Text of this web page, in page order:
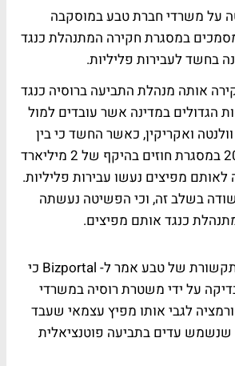
על משרדי חברת טבע במוסקבה
במסגרת חקירה המתנהלת כנגד
בחשד לעבירות פליליות.
אותה מנהלת התביעה ברוסיה כנגד
הגדולים במדינה אשר עובדים למול
ואקריקין, כאשר החשד כי בין
השנים 2006 ל-2008 במסגרת חוזים בהיקף של 2 מיליארד
מפיצים נעשו עבירות פליליות.
בשלב זה, וכי הפשיטה נעשתה
כנגד אותם מפיצים.
יוסי קורן, סמנכ"ל התקשורת של טבע אמר ל- Bizportal כי
על ידי משטרת רוסיה במשרדי
לגבי אותו מפיץ עצמאי שעבד
שנשמש עדים בתביעה פוטנציאלית